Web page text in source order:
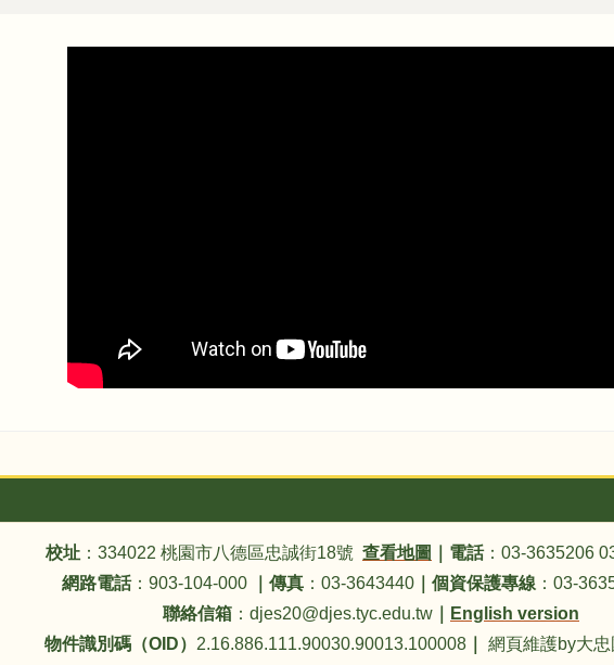
校址 ：334022 桃園市八德區忠誠街18號 查看地圖 電話：03-3635206
網路電話：903-104-000 傳真：03-3643440｜ 個資保護專線：03-
聯絡信箱 ：djes20@djes.tyc.edu.tw
English version
物件識別碼（OID） 2.16.886.111.90030.90013.100008 網頁維護by大